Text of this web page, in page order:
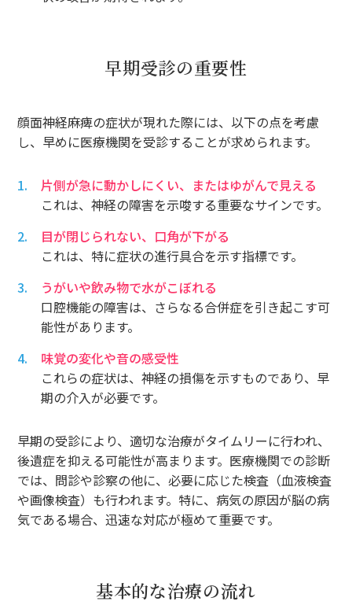
早期受診の重要性
顔面神経麻痺の症状が現れた際には、以下の点を考慮
し、早めに医療機関を受診することが求められます。
片側が急に動かしにくい、またはゆがんで見える
これは、神経の障害を示唆する重要なサインです。
目が閉じられない、口角が下がる
これは、特に症状の進行具合を示す指標です。
うがいや飲み物で水がこぼれる
口腔機能の障害は、さらなる合併症を引き起こす可
能性があります。
味覚の変化や音の感受性
これらの症状は、神経の損傷を示すものであり、早
期の介入が必要です。
早期の受診により、適切な治療がタイムリーに行われ、
後遺症を抑える可能性が高まります。医療機関での診断
では、問診や診察の他に、必要に応じた検査（血液検査
や画像検査）も行われます。特に、病気の原因が脳の病
気である場合、迅速な対応が極めて重要です。
基本的な治療の流れ